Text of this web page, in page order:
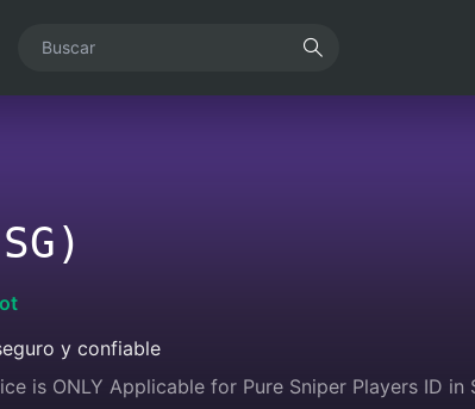
y confiable
is ONLY Applicable for Pure Sniper Players ID in